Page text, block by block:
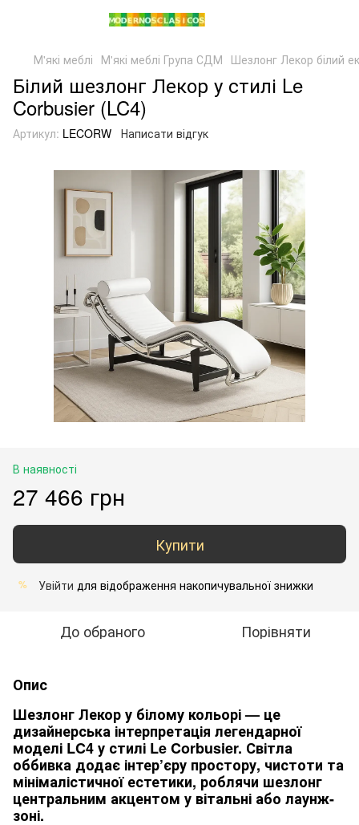
М'які меблі М'які меблі Група СДМ Шезлонг Лекор білий
Білий шезлонг Лекор у стилі Le
Corbusier (LC4)
Артикул: LECORW Написати відгук
В наявності
27 466 грн
Купити
% Увійти для відображення накопичувальної знижки
До обраного Порівняти
Опис
Шезлонг Лекор у білому кольорі — це
дизайнерська інтерпретація легендарної
моделі LC4 у стилі Le Corbusier. Світла
оббивка додає інтер’єру простору, чистоти та
мінімалістичної естетики, роблячи шезлонг
центральним акцентом у вітальні або лаунж-
зоні.